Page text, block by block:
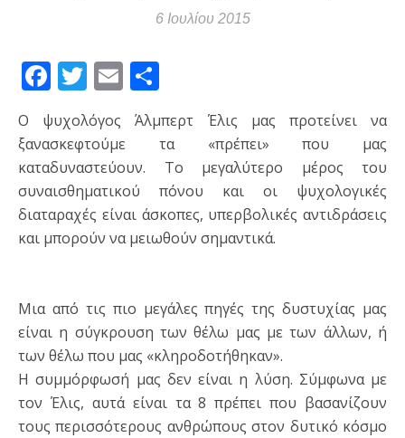
6 Ιουλίου 2015
Facebook
Twitter
Email
Ο ψυχολόγος Άλμπερτ Έλις μας προτείνει να
ξανασκεφτούμε τα «πρέπει» που μας
καταδυναστεύουν. Το μεγαλύτερο μέρος του
συναισθηματικού πόνου και οι ψυχολογικές
διαταραχές είναι άσκοπες, υπερβολικές αντιδράσεις
και μπορούν να μειωθούν σημαντικά.
Μια από τις πιο μεγάλες πηγές της δυστυχίας μας
είναι η σύγκρουση των θέλω μας με των άλλων, ή
των θέλω που μας «κληροδοτήθηκαν».
Η συμμόρφωσή μας δεν είναι η λύση. Σύμφωνα με
τον Έλις, αυτά είναι τα 8 πρέπει που βασανίζουν
τους περισσότερους ανθρώπους στον δυτικό κόσμο